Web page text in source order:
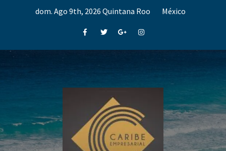
dom. Ago 9th, 2026 Quintana Roo México
FacebookTwitterGoogle+Instagram